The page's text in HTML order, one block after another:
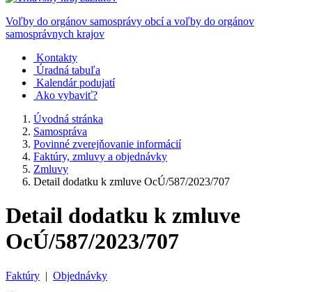
Voľby do orgánov samosprávy obcí a voľby do orgánov
samosprávnych krajov
Kontakty
Úradná tabuľa
Kalendár podujatí
Ako vybaviť?
Úvodná stránka
Samospráva
Povinné zverejňovanie informácií
Faktúry, zmluvy a objednávky
Zmluvy
Detail dodatku k zmluve OcÚ/587/2023/707
Detail dodatku k zmluve
OcÚ/587/2023/707
Faktúry | Objednávky